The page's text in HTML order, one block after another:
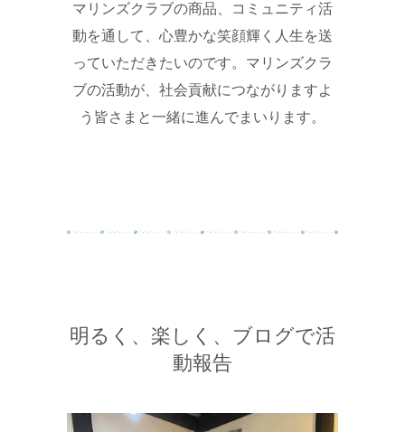
マリンズクラブの商品、コミュニティ活
動を通して、心豊かな笑顔輝く人生を送
っていただきたいのです。マリンズクラ
ブの活動が、社会貢献につながりますよ
う皆さまと一緒に進んでまいります。
明るく、楽しく、ブログで活
動報告